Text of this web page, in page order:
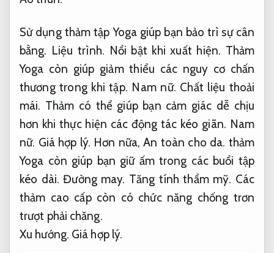
Sử dụng thảm tập Yoga giúp bạn bảo trì sự cân
bằng. Liệu trình. Nổi bật khi xuất hiện. Thảm
Yoga còn giúp giảm thiểu các nguy cơ chấn
thương trong khi tập. Nam nữ. Chất liệu thoải
mái. Thảm có thể giúp bạn cảm giác dễ chịu
hơn khi thực hiện các động tác kéo giãn. Nam
nữ. Giá hợp lý. Hơn nữa,An toàn cho da. thảm
Yoga còn giúp bạn giữ ấm trong các buổi tập
kéo dài.Đường may. Tăng tính thẩm mỹ. Các
thảm cao cấp còn có chức năng chống trơn
trượt phải chăng.
Xu hướng. Giá hợp lý.